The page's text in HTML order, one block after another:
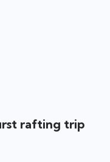
rafting trip